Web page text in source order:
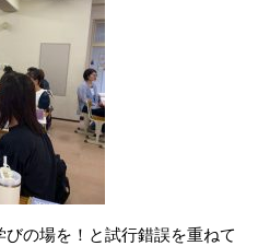
の場を！と試行錯誤を重ねて